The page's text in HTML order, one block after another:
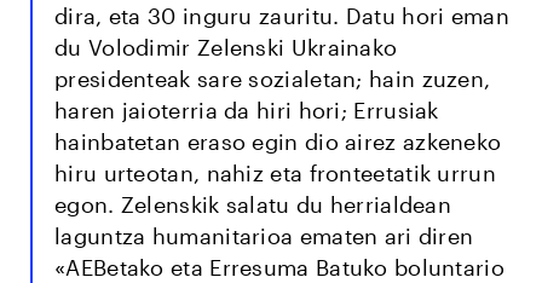
dira, eta 30 inguru zauritu. Datu hori eman
du Volodimir Zelenski Ukrainako
presidenteak sare sozialetan; hain zuzen,
haren jaioterria da hiri hori; Errusiak
hainbatetan eraso egin dio airez azkeneko
hiru urteotan, nahiz eta fronteetatik urrun
egon. Zelenskik salatu du herrialdean
laguntza humanitarioa ematen ari diren
«AEBetako eta Erresuma Batuko boluntario